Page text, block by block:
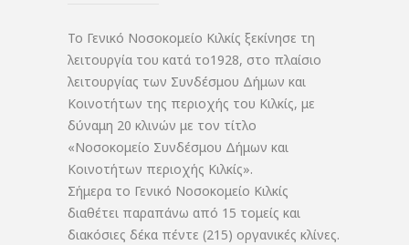
Το Γενικό Νοσοκομείο Κιλκίς ξεκίνησε τη
λειτουργία του κατά το1928, στο πλαίσιο
λειτουργίας των Συνδέσμου Δήμων και
Κοινοτήτων της περιοχής του Κιλκίς, με
δύναμη 20 κλινών με τον τίτλο
«Νοσοκομείο Συνδέσμου Δήμων και
Κοινοτήτων περιοχής Κιλκίς».
Σήμερα το Γενικό Νοσοκομείο Κιλκίς
διαθέτει παραπάνω από 15 τομείς και
διακόσιες δέκα πέντε (215) οργανικές κλίνες.